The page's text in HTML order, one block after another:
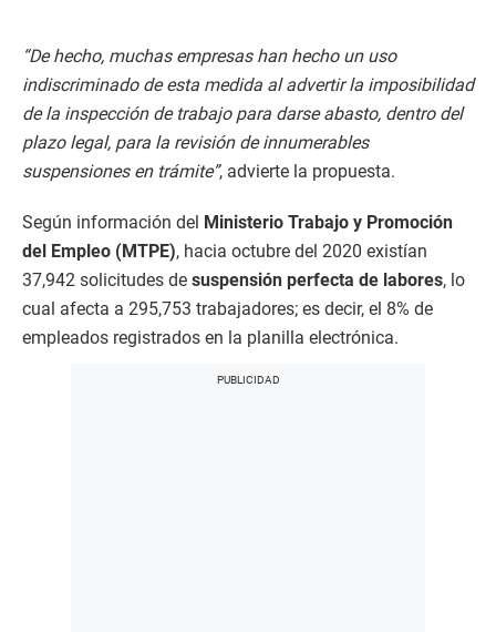
“De hecho, muchas empresas han hecho un uso
indiscriminado de esta medida al advertir la imposibilidad
de la inspección de trabajo para darse abasto, dentro del
plazo legal, para la revisión de innumerables
suspensiones en trámite”, advierte la propuesta.
Según información del Ministerio Trabajo y Promoción
del Empleo (MTPE), hacia octubre del 2020 existían
37,942 solicitudes de suspensión perfecta de labores, lo
cual afecta a 295,753 trabajadores; es decir, el 8% de
empleados registrados en la planilla electrónica.